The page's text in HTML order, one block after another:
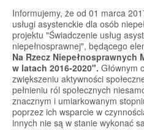
Informujemy, że od 01 marca
usługi asystenckie dla osób
projektu "Świadczenie usług
niepełnosprawnej", będącego
Na Rzecz
w latach 2016-2020". Głównym
zwiększeniu aktywności
pełnieniu ról społecznych
znacznym i umiarkowanym
poprzez ich wsparcie w
innych nie są w stanie wykonać